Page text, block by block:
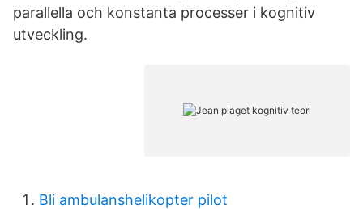
parallella och konstanta processer i kognitiv
utveckling.
Bli ambulanshelikopter pilot